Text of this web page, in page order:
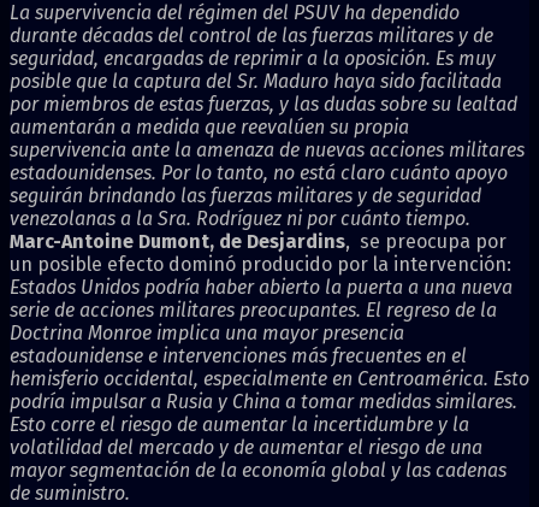
La supervivencia del régimen del PSUV ha dependido
durante décadas del control de las fuerzas militares y de
seguridad, encargadas de reprimir a la oposición. Es muy
posible que la captura del Sr. Maduro haya sido facilitada
por miembros de estas fuerzas, y las dudas sobre su lealtad
aumentarán a medida que reevalúen su propia
supervivencia ante la amenaza de nuevas acciones militares
estadounidenses. Por lo tanto, no está claro cuánto apoyo
seguirán brindando las fuerzas militares y de seguridad
venezolanas a la Sra. Rodríguez ni por cuánto tiempo.
Marc-Antoine Dumont, de Desjardins, se preocupa por
un posible efecto dominó producido por la intervención:
Estados Unidos podría haber abierto la puerta a una nueva
serie de acciones militares preocupantes. El regreso de la
Doctrina Monroe implica una mayor presencia
estadounidense e intervenciones más frecuentes en el
hemisferio occidental, especialmente en Centroamérica. Esto
podría impulsar a Rusia y China a tomar medidas similares.
Esto corre el riesgo de aumentar la incertidumbre y la
volatilidad del mercado y de aumentar el riesgo de una
mayor segmentación de la economía global y las cadenas
de suministro.